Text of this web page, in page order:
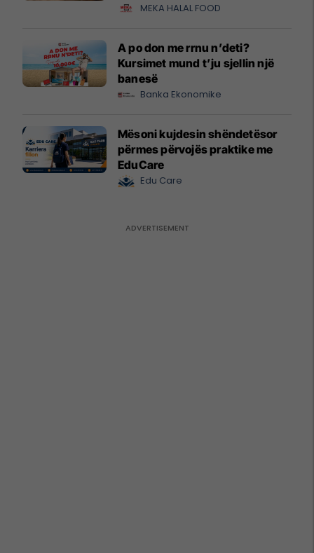
MEKA HALAL FOOD
A po don me rrnu n’deti?
Kursimet mund t’ju sjellin një
banesë
Banka Ekonomike
Mësoni kujdesin shëndetësor
përmes përvojës praktike me
EduCare
Edu Care